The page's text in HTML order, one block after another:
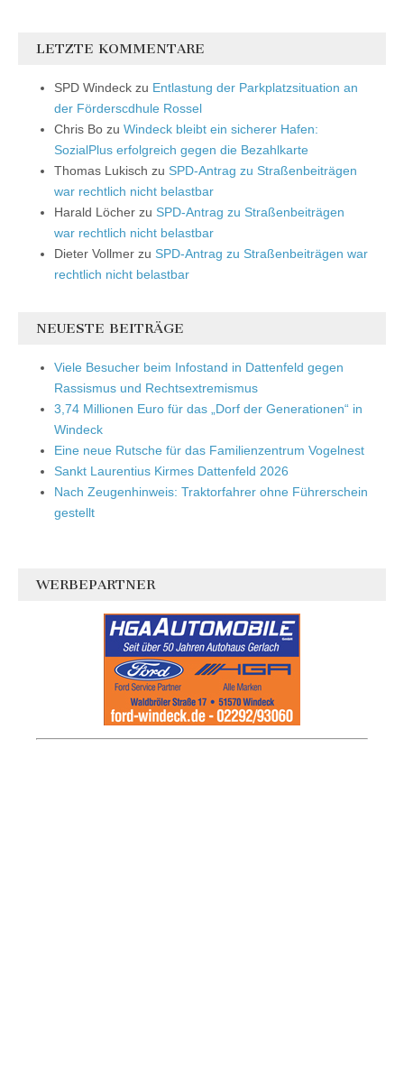
LETZTE KOMMENTARE
SPD Windeck zu Entlastung der Parkplatzsituation an
der Förderscdhule Rossel
Chris Bo zu Windeck bleibt ein sicherer Hafen:
SozialPlus erfolgreich gegen die Bezahlkarte
Thomas Lukisch zu SPD-Antrag zu Straßenbeiträgen
war rechtlich nicht belastbar
Harald Löcher zu SPD-Antrag zu Straßenbeiträgen
war rechtlich nicht belastbar
Dieter Vollmer zu SPD-Antrag zu Straßenbeiträgen war
rechtlich nicht belastbar
NEUESTE BEITRÄGE
Viele Besucher beim Infostand in Dattenfeld gegen
Rassismus und Rechtsextremismus
3,74 Millionen Euro für das „Dorf der Generationen“ in
Windeck
Eine neue Rutsche für das Familienzentrum Vogelnest
Sankt Laurentius Kirmes Dattenfeld 2026
Nach Zeugenhinweis: Traktorfahrer ohne Führerschein
gestellt
WERBEPARTNER